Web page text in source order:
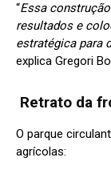
“Essa
resultados e
estratégica para
explica Gregori
Retrato da
O parque
agrícolas: